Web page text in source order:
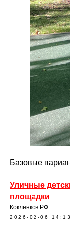
Базовые
Уличные
площадки
Кокленков.РФ
2026-02-06 14:13